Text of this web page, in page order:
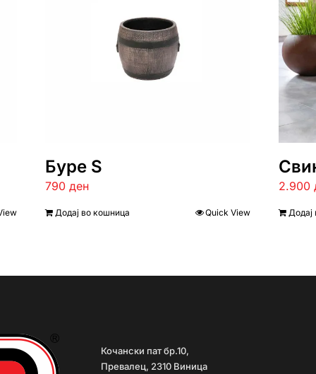
Буре S
790 ден
Додај во кошница Quick View
2.900
Додај
Кочански пат бр.10,
Превалец, 2310 Виница